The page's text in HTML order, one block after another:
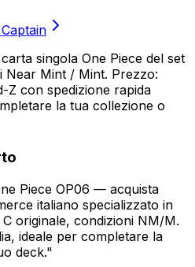
singola One Piece del set
Near Mint / Mint. Prezzo:
Z con spedizione rapida
la tua collezione o
Piece OP06 — acquista
italiano specializzato in
originale, condizioni NM/M.
ideale per completare la
deck."